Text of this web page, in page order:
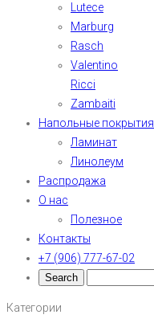
Lutece
Marburg
Rasch
Valentino
Ricci
Zambaiti
Напольные покрытия
Ламинат
Линолеум
Распродажа
О нас
Полезное
Контакты
+7 (906) 777-67-02
Категории